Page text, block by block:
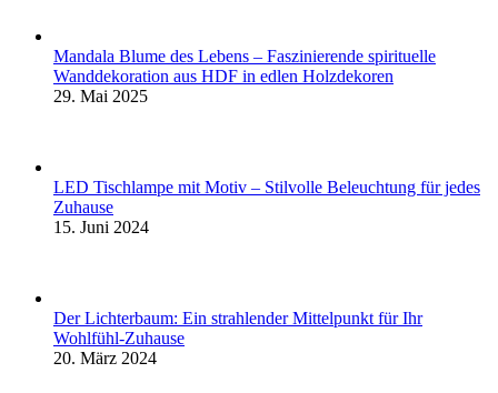
Mandala Blume des Lebens – Faszinierende spirituelle
Wanddekoration aus HDF in edlen Holzdekoren
29. Mai 2025
LED Tischlampe mit Motiv – Stilvolle Beleuchtung für jedes
Zuhause
15. Juni 2024
Der Lichterbaum: Ein strahlender Mittelpunkt für Ihr
Wohlfühl-Zuhause
20. März 2024